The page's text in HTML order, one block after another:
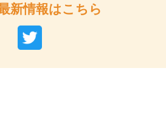
新情報はこちら